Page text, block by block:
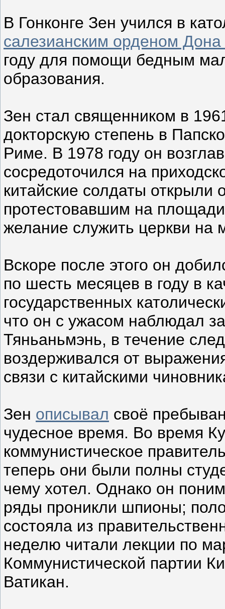
В Гонконге Зен учился в
салезианским орденом Дона
году для помощи бедным
образования.
Зен стал священником в
докторскую степень в
Риме. В 1978 году он
сосредоточился на
китайские солдаты открыли
протестовавшим на
желание служить церкви на
Вскоре после этого он
по шесть месяцев в году в
государственных
что он с ужасом наблюдал
Тяньаньмэнь, в течение
воздерживался от
связи с китайскими
Зен описывал своё
чудесное время. Во время
коммунистическое
теперь они были полны
чему хотел. Однако он
ряды проникли шпионы;
состояла из
неделю читали лекции по
Коммунистической партии
Ватикан.